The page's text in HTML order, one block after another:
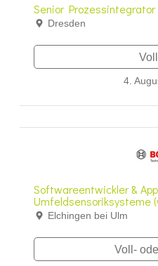
Senior Prozessintegrator
Dresden
4.
Softwareentwickler &
Umfeldsensoriksysteme
Elchingen bei Ulm
Voll-